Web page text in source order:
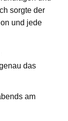
sorgte der
und jede
das
am